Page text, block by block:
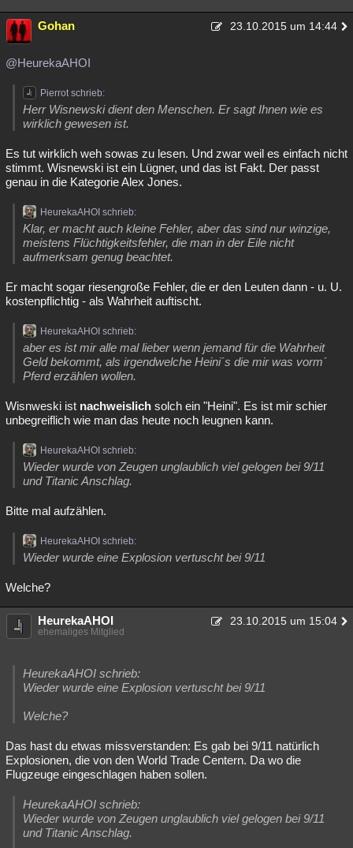
Gohan 23.10.2015 um 14:44
@HeurekaAHOI
Pierrot schrieb:
Herr Wisnewski dient den Menschen. Er sagt Ihnen wie es
wirklich gewesen ist.
Es tut wirklich weh sowas zu lesen. Und zwar weil es einfach nicht
stimmt. Wisnewski ist ein Lügner, und das ist Fakt. Der passt
genau in die Kategorie Alex Jones.
HeurekaAHOI schrieb:
Klar, er macht auch kleine Fehler, aber das sind nur winzige,
meistens Flüchtigkeitsfehler, die man in der Eile nicht
aufmerksam genug beachtet.
Er macht sogar riesengroße Fehler, die er den Leuten dann - u. U.
kostenpflichtig - als Wahrheit auftischt.
HeurekaAHOI schrieb:
aber es ist mir alle mal lieber wenn jemand für die Wahrheit
Geld bekommt, als irgendwelche Heini´s die mir was vorm´
Pferd erzählen wollen.
Wisnweski ist nachweislich solch ein "Heini". Es ist mir schier
unbegreiflich wie man das heute noch leugnen kann.
HeurekaAHOI schrieb:
Wieder wurde von Zeugen unglaublich viel gelogen bei 9/11
und Titanic Anschlag.
Bitte mal aufzählen.
HeurekaAHOI schrieb:
Wieder wurde eine Explosion vertuscht bei 9/11
Welche?
HeurekaAHOI 23.10.2015 um 15:04
ehemaliges Mitglied
HeurekaAHOI schrieb:
Wieder wurde eine Explosion vertuscht bei 9/11
Welche?
Das hast du etwas missverstanden: Es gab bei 9/11 natürlich
Explosionen, die von den World Trade Centern. Da wo die
Flugzeuge eingeschlagen haben sollen.
HeurekaAHOI schrieb:
Wieder wurde von Zeugen unglaublich viel gelogen bei 9/11
und Titanic Anschlag.